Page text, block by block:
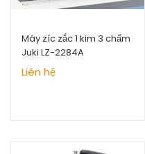
Máy zíc zắc 1 kim 3 chấm
Juki LZ-2284A
Liên hệ